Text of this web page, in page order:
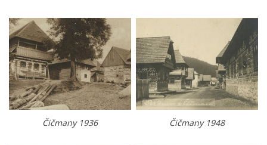
Čičmany 1936 Čičmany 1948